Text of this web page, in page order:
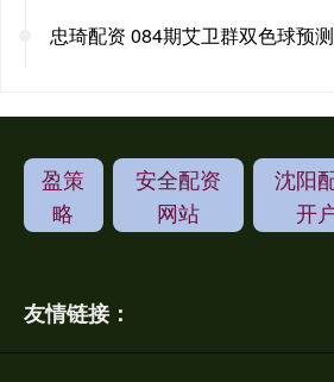
忠琦配资 084期艾卫群双色球预
盈策
略
安全配资
网站
沈阳
开
友情链接：